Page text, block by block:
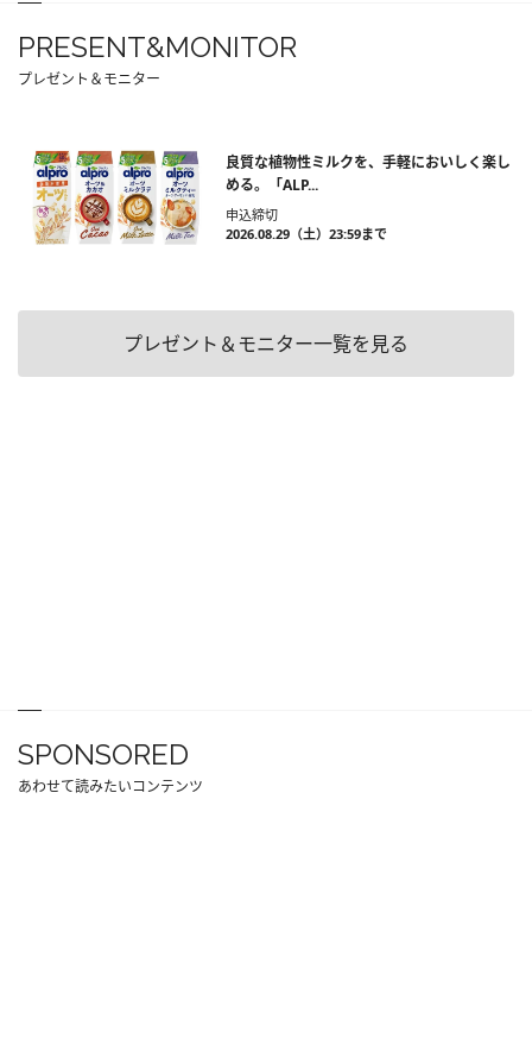
PRESENT&MONITOR
プレゼント＆モニター
良質な植物性ミルクを、手軽においしく楽し
める。「ALP...
申込締切
2026.08.29（土）23:59まで
プレゼント＆モニター一覧を見る
SPONSORED
あわせて読みたいコンテンツ